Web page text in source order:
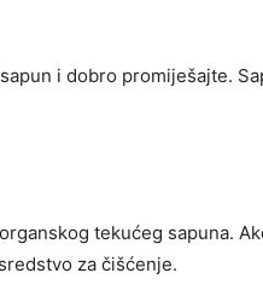
i dobro promiješajte.
tekućeg sapuna.
za čišćenje.